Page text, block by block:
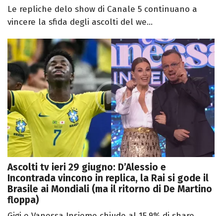
Le repliche delo show di Canale 5 continuano a
vincere la sfida degli ascolti del we...
Ascolti tv ieri 29 giugno: D’Alessio e
Incontrada vincono in replica, la Rai si gode il
Brasile ai Mondiali (ma il ritorno di De Martino
floppa)